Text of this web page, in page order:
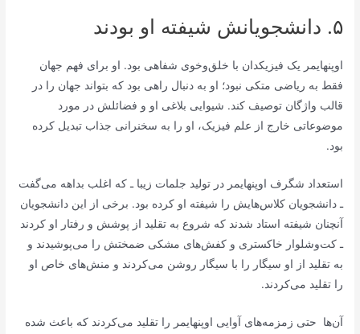
۵. دانشجویانش شیفته او بودند
اوپنهایمر یک فیزیکدان با خلق‌وخوی شفاهی بود. او برای فهم جهان
فقط به ریاضی متکی نبود؛ او به دنبال راهی بود که بتواند جهان را در
قالب واژگان توصیف کند. شیوایی بلاغی او و فضائلش در مورد
موضوعاتی خارج از علم فیزیک، او را به سخنرانی جذاب تبدیل کرده
بود.
استعداد شگرف اوپنهایمر در تولید جلمات زیبا ـ که اغلب بداهه می‌گفت
ـ دانشجویان کلاس‌هایش را شیفته او کرده بود. برخی از این دانشجویان
آنچنان شیفته استاد شدند که شروع به تقلید از پوشش و رفتار او کردند
ـ کت‌وشلوار خاکستری و کفش‌های مشکی ضمختش را می‌پوشیدند و
به تقلید از او سیگار را با سیگار روشن می‌کردند و منش‌های خاص او
را تقلید می‌کردند.
آن‌ها حتی زمزمه‌های آوایی اوپنهایمر را تقلید می‌کردند که باعث شده